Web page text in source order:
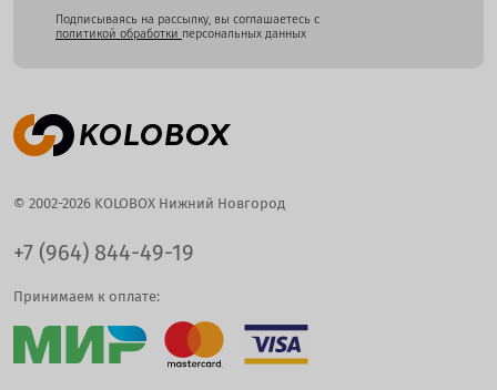
Подписываясь на рассылку, вы соглашаетесь с
политикой обработки персональных данных
© 2002-2026 KOLOBOX Нижний Новгород
+7 (964) 844-49-19
Принимаем к оплате: